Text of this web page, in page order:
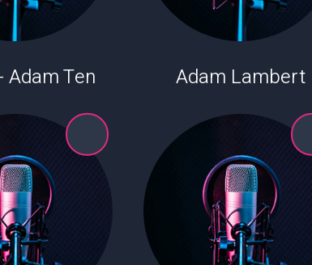
Adam Lambert Adam Ten - אדם טן